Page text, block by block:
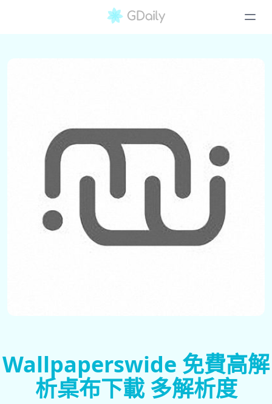
Wallpaperswide 免費高解
析桌布下載 多解析度